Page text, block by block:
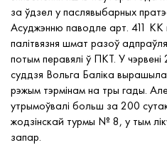
за ўдзел у паслявыбарных
Асуджэнню паводле арт. 411 КК
палітвязня шмат разоў
потым перавялі ў ПКТ. У
суддзя Вольга Баліка
рэжым тэрмінам на тры гады.
утрымоўвалі больш за 200
жодзінскай турмы № 8, у тым
запар.